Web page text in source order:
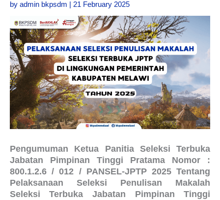
by admin bkpsdm 21 February 2025
Pengumuman Ketua Panitia Seleksi Terbuka
Jabatan Pimpinan Tinggi Pratama Nomor :
800.1.2.6 / 012 / PANSEL-JPTP 2025 Tentang
Pelaksanaan Seleksi Penulisan Makalah
Seleksi Terbuka Jabatan Pimpinan Tinggi